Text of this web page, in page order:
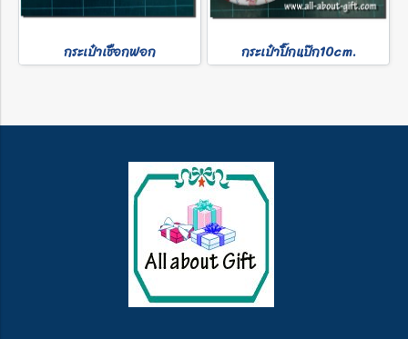
กระเป๋าเชือกฟอก กระเป๋าปิ๊กแป๊ก10cm.